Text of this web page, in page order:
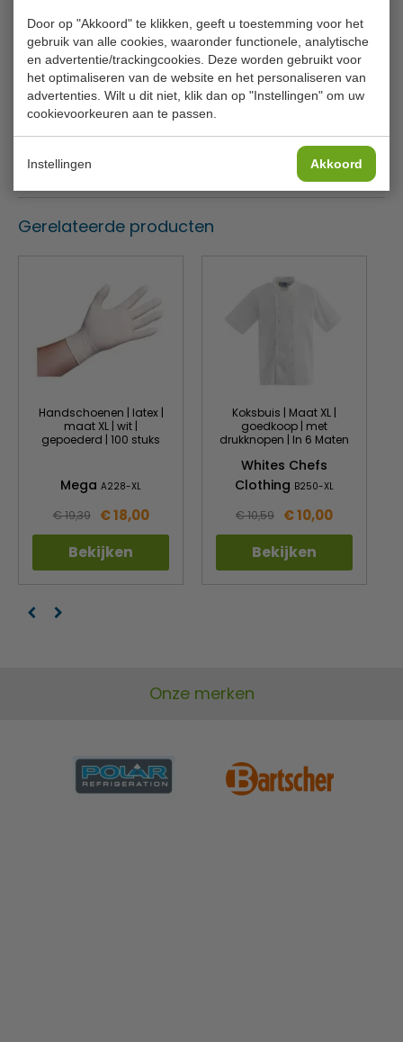
Door op "Akkoord" te klikken, geeft u toestemming voor het
gebruik van alle cookies, waaronder functionele, analytische
en advertentie/trackingcookies. Deze worden gebruikt voor
het optimaliseren van de website en het personaliseren van
advertenties. Wilt u dit niet, klik dan op "Instellingen" om uw
cookievoorkeuren aan te passen.
Instellingen Akkoord
Houten handvat
Specificaties
Model
U 031
Materiaal
Gerelateerde producten
Handschoenen | latex |
maat XL | wit |
gepoederd | 100 stuks
Mega A228-XL
€ 19,39 € 18,00
Bekijken
Koksbuis | Maat XL |
goedkoop | met
drukknopen | In 6 Maten
Whites Chefs
Clothing B250-XL
€ 10,59 € 10,00
Bekijken
Onze merken